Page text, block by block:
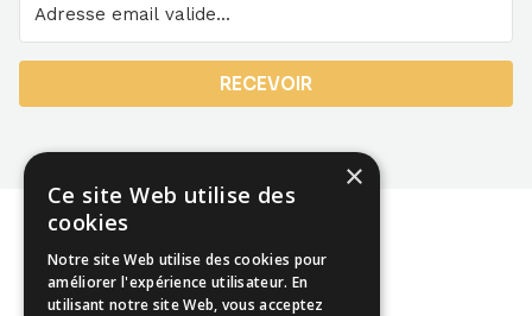
RECEVOIR
×
Ce site Web utilise des
cookies
Notre site Web utilise des cookies pour
améliorer l'expérience utilisateur. En
utilisant notre site Web, vous acceptez